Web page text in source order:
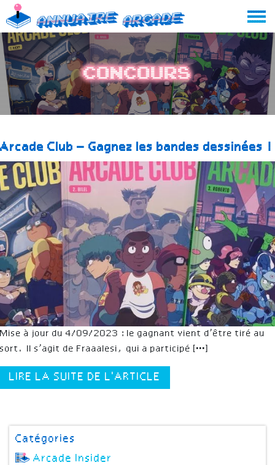
Skip
to
content
Annuaire Arcade
Concours
Arcade Club – Gagnez les bandes dessinées !
Mise à jour du 4/09/2023 : le gagnant vient d’être tiré au
sort. Il s’agit de Fraaalesi, qui a participé […]
LIRE LA SUITE DE L'ARTICLE
Catégories
Arcade Insider